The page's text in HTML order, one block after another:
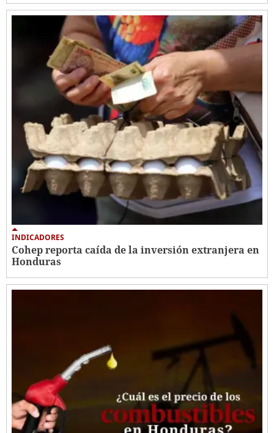
INDICADORES
Cohep reporta caída de la inversión extranjera en
Honduras